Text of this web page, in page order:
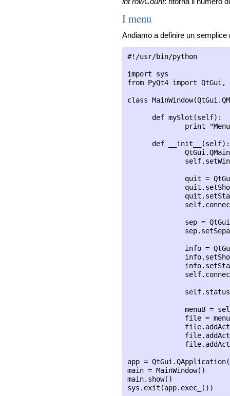
I menu
Andiamo a definire un semplice
#!/usr/bin/python
import sys
from PyQt4 import QtGui,
class
      def mySlot(self):
print
      def __init__(self):
quit =
sep =
info =
menuB =
file =
app =
main = MainWindow()
main.show()